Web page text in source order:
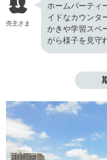
売主さま
ホームパーティ
イドなカウンタ
かきや学習スペ
がら様子を見守